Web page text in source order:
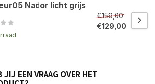
Nador licht grijs
€159,00
€129,00
JIJ EEN VRAAG OVER HET